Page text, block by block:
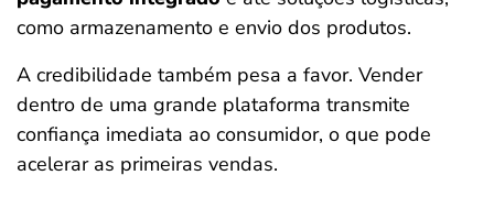
como armazenamento e envio dos produtos.
A credibilidade também pesa a favor. Vender
dentro de uma grande plataforma transmite
confiança imediata ao consumidor, o que pode
acelerar as primeiras vendas.